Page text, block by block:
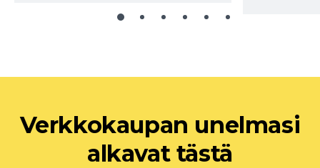
Verkkokaupan unelmasi
alkavat tästä